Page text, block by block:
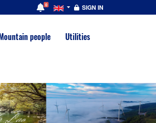
0 SIGN IN
people Utilities